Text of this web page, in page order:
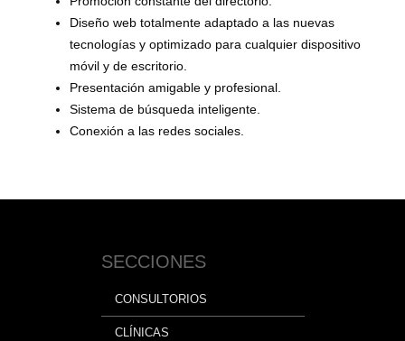
Diseño web totalmente adaptado a las nuevas
tecnologías y optimizado para cualquier dispositivo
móvil y de escritorio.
Presentación amigable y profesional.
Sistema de búsqueda inteligente.
Conexión a las redes sociales.
SECCIONES
CONSULTORIOS
CLÍNICAS